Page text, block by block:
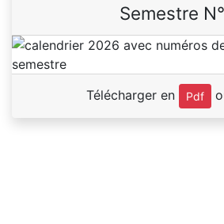
Semestre
Télécharger en Pdf